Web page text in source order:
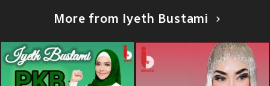
More from Iyeth Bustami